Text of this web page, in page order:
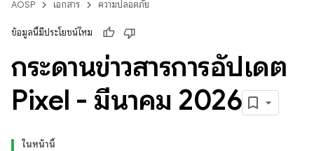
AOSP เอกสาร ความปลอดภัย
ข้อมูลนี้มีประโยชน์ไหม
กระดานข่าวสารการอัปเดต
Pixel - มีนาคม 2026
ในหน้านี้